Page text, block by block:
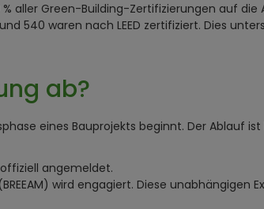
aller Green-Building-Zertifizierungen auf die
und 540 waren nach LEED zertifiziert. Dies
ab?
eines Bauprojekts beginnt. Der Ablauf
offiziell angemeldet.
wird engagiert. Diese